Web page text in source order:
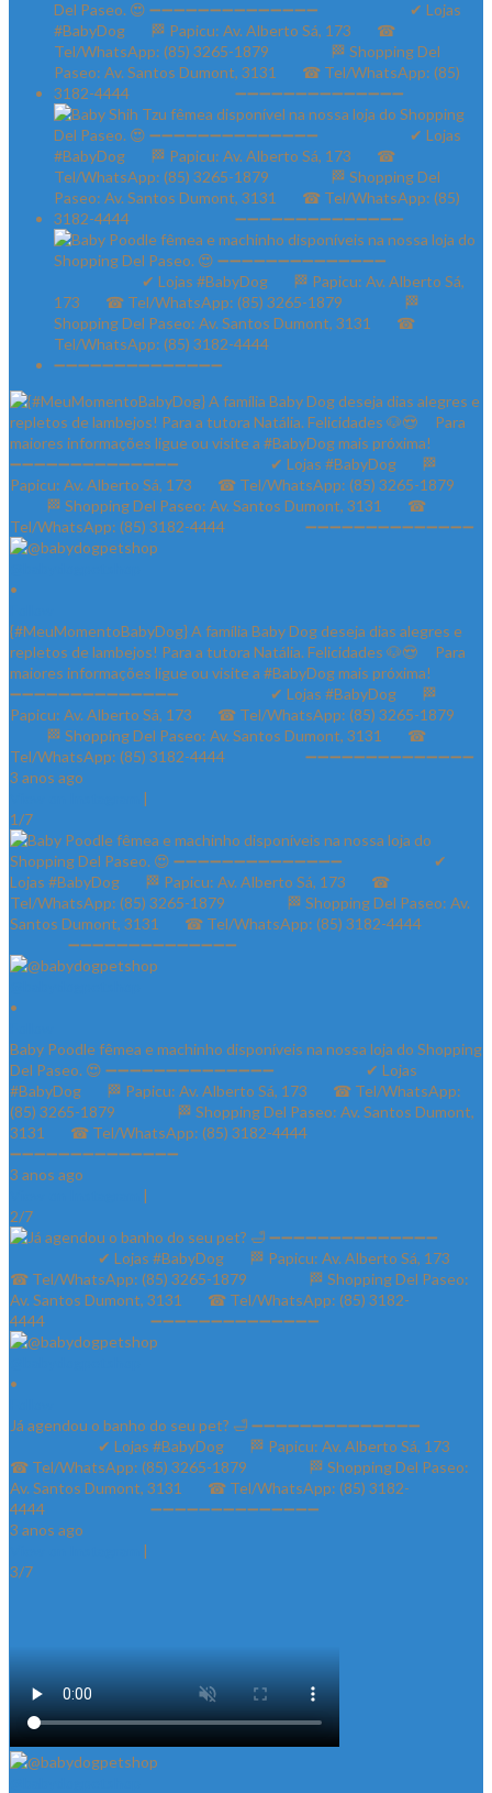
•
{#MeuMomentoBabyDog} A família Baby Dog deseja dias alegres e
repletos de lambejos! Para a tutora Natália. Felicidades 🐶😍 ⠀ Para
maiores informações ligue ou visite a #BabyDog mais próxima! ⠀
➖➖➖➖➖➖➖➖➖➖➖➖➖➖ ⠀⠀⠀⠀⠀⠀⠀⠀✔ Lojas #BabyDog⠀⠀ 🏁
Papicu: Av. Alberto Sá, 173⠀⠀ ☎ Tel/WhatsApp: (85) 3265-1879⠀⠀
⠀⠀⠀ 🏁 Shopping Del Paseo: Av. Santos Dumont, 3131⠀⠀ ☎
Tel/WhatsApp: (85) 3182-4444⠀⠀⠀⠀⠀⠀⠀ ➖➖➖➖➖➖➖➖➖➖➖➖➖➖
3 anos ago
|
1/7
•
Baby Poodle fêmea e machinho disponíveis na nossa loja do Shopping
Del Paseo. 😍 ➖➖➖➖➖➖➖➖➖➖➖➖➖➖ ⠀⠀⠀⠀⠀⠀⠀⠀✔ Lojas
#BabyDog⠀⠀ 🏁 Papicu: Av. Alberto Sá, 173⠀⠀ ☎ Tel/WhatsApp:
(85) 3265-1879⠀⠀ ⠀⠀⠀ 🏁 Shopping Del Paseo: Av. Santos Dumont,
3131⠀⠀ ☎ Tel/WhatsApp: (85) 3182-4444⠀⠀⠀⠀ ⠀⠀⠀⠀⠀
➖➖➖➖➖➖➖➖➖➖➖➖➖➖
3 anos ago
|
2/7
•
Já agendou o banho do seu pet? 🛁 ➖➖➖➖➖➖➖➖➖➖➖➖➖➖
⠀⠀⠀⠀⠀⠀⠀⠀✔ Lojas #BabyDog⠀⠀ 🏁 Papicu: Av. Alberto Sá, 173⠀⠀
☎ Tel/WhatsApp: (85) 3265-1879⠀⠀ ⠀⠀⠀ 🏁 Shopping Del Paseo:
Av. Santos Dumont, 3131⠀⠀ ☎ Tel/WhatsApp: (85) 3182-
4444⠀⠀⠀⠀ ⠀⠀⠀⠀⠀ ➖➖➖➖➖➖➖➖➖➖➖➖➖➖
3 anos ago
|
3/7